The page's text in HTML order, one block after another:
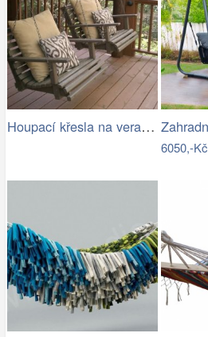
Houpací křesla na verandě
6050,-Kč